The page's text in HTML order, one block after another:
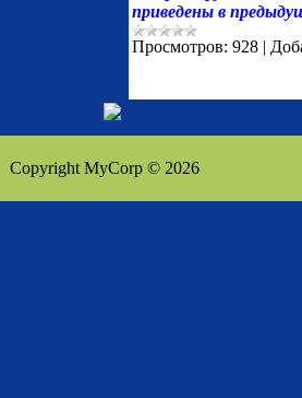
приведены в
Просмотров: 928 |
Copyright MyCorp © 2026